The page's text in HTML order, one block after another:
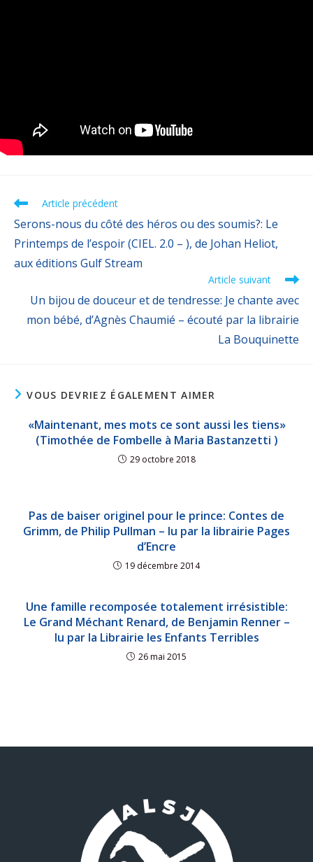
Article précédent
Serons-nous du côté des héros ou des soumis?: Le
Printemps de l’espoir (CIEL. 2.0 – ), de Johan Heliot,
aux éditions Gulf Stream
Article suivant
Un bijou de douceur et de tendresse: Je chante avec
mon bébé, d’Agnès Chaumié – écouté par la librairie
La Bouquinette
VOUS DEVRIEZ ÉGALEMENT AIMER
«Maintenant, mes mots ce sont aussi les tiens»
(Timothée de Fombelle à Maria Bastanzetti )
29 octobre 2018
Pas de baiser originel pour le prince: Contes de
Grimm, de Philip Pullman – lu par la librairie Pages
d’Encre
19 décembre 2014
Une famille recomposée totalement irrésistible:
Le Grand Méchant Renard, de Benjamin Renner –
lu par la Librairie les Enfants Terribles
26 mai 2015